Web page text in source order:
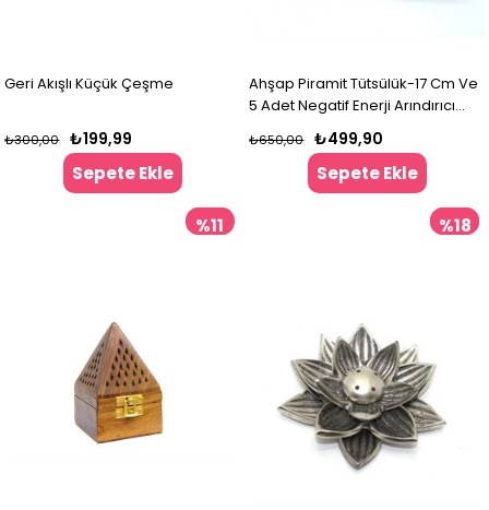
Geri Akışlı Küçük Çeşme
₺199,99
₺300,00
Sepete Ekle
Ahşap Piramit Tütsülük-17 Cm Ve
5 Adet Negatif Enerji Arındırıcı
₺499,90
₺650,00
Sepete Ekle
%11 %18